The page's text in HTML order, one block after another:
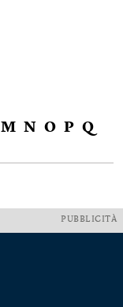
M N O P Q
PUBBLICITÀ